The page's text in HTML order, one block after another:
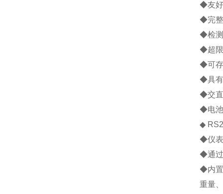
◆友
◆完
◆检
◆超
◆可
◆具
◆交
◆电
◆
◆仪
◆通
◆内
重量